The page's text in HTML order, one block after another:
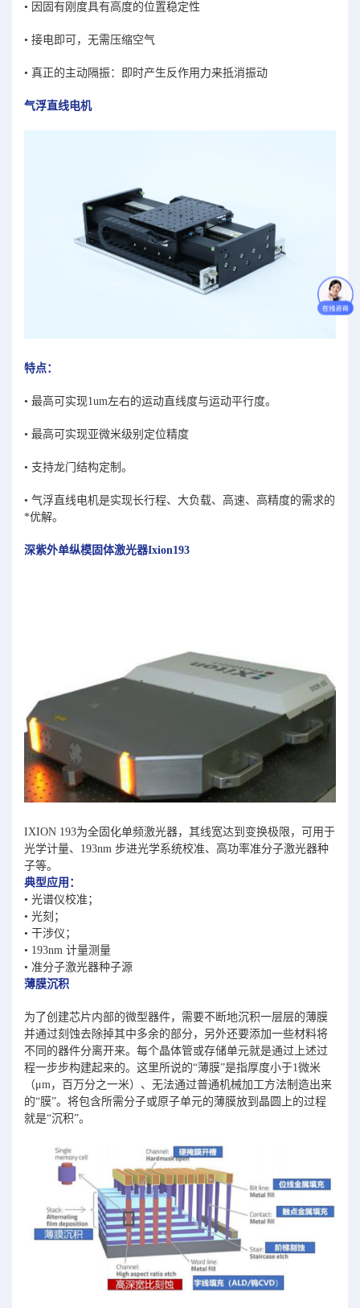
• 因固有刚度具有高度的位置稳定性
• 接电即可，无需压缩空气
• 真正的主动隔振：即时产生反作用力来抵消振动
气浮直线电机
特点：
• 最高可实现1um左右的运动直线度与运动平行度。
• 最高可实现亚微米级别定位精度
• 支持龙门结构定制。
• 气浮直线电机是实现长行程、大负载、高速、高精度的需求的
*优解。
深紫外单纵模固体激光器Ixion193
IXION 193为全固化单频激光器，其线宽达到变换极限，可用于
光学计量、193nm 步进光学系统校准、高功率准分子激光器种
子等。
典型应用：
• 光谱仪校准；
• 光刻；
• 干涉仪；
• 193nm 计量测量
• 准分子激光器种子源
薄膜沉积
为了创建芯片内部的微型器件，需要不断地沉积一层层的薄膜
并通过刻蚀去除掉其中多余的部分，另外还要添加一些材料将
不同的器件分离开来。每个晶体管或存储单元就是通过上述过
程一步步构建起来的。这里所说的“薄膜”是指厚度小于1微米
（μm，百万分之一米）、无法通过普通机械加工方法制造出来
的“膜”。将包含所需分子或原子单元的薄膜放到晶圆上的过程
就是“沉积”。